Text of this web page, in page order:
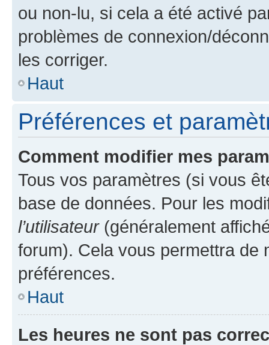
ou non-lu, si cela a été activé
problèmes de connexion/
les corriger.
Haut
Préférences et
Comment modifier mes
Tous vos paramètres (si vous
base de données. Pour les
l’utilisateur(généralement
forum). Cela vous permettra de
préférences.
Haut
Les heures ne sont pas